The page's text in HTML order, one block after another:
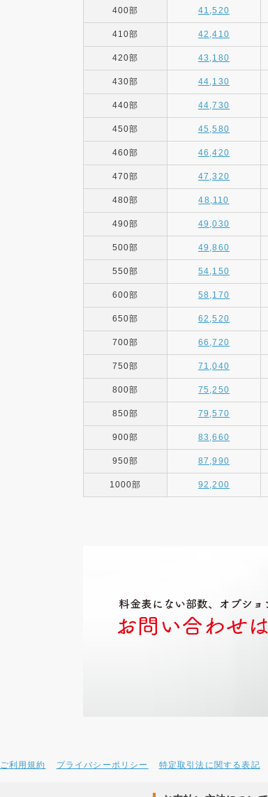
400部 41,520
410部 42,410
420部 43,180
430部 44,130
440部 44,730
450部 45,580
460部 46,420
470部 47,320
480部 48,110
490部 49,030
500部 49,860
550部 54,150
600部 58,170
650部 62,520
700部 66,720
750部 71,040
800部 75,250
850部 79,570
900部 83,660
950部 87,990
1000部 92,200
ご利用規約 プライバシーポリシー 特定取引法に関する表記